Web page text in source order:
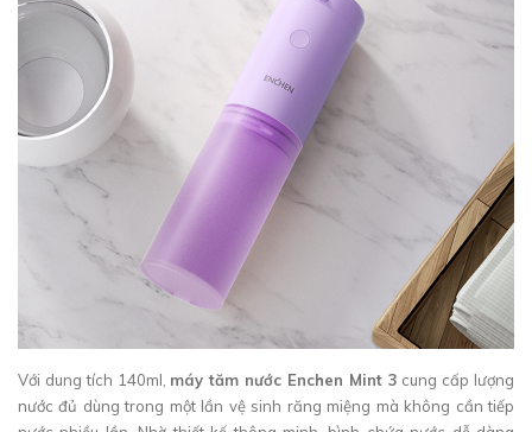
Với dung tích 140ml, máy tăm nước Enchen Mint 3 cung cấp lượng
nước đủ dùng trong một lần vệ sinh răng miệng mà không cần tiếp